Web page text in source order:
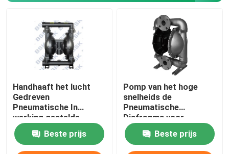
Magnetische Aandrijvingspomp
Chemische Filterhuisvesting
Verticale Rioleringspomp
Handhaaft het lucht
Gedreven
Pneumatische In
werking gestelde
Compacte
Gemakkelijke Ontwerp
van de Diafragmapomp
Beste prijs
Pomp van het hoge
snelheids de
Pneumatische
Diafragma voor
Brandbare en
Volatilizable
Vloeistoffen
Beste prijs